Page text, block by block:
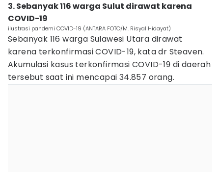
3. Sebanyak 116 warga Sulut dirawat karena
COVID-19
ilustrasi pandemi COVID-19 (ANTARA FOTO/M. Risyal Hidayat)
Sebanyak 116 warga Sulawesi Utara dirawat
karena terkonfirmasi COVID-19, kata dr Steaven.
Akumulasi kasus terkonfirmasi COVID-19 di daerah
tersebut saat ini mencapai 34.857 orang.